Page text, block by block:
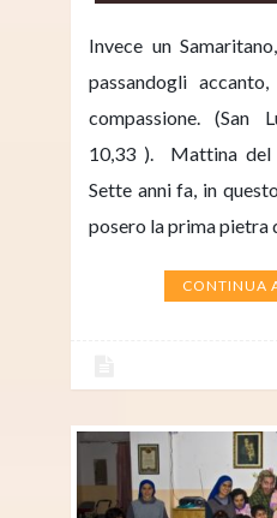
Invece un
passandogli
compassione. (San
10,33 ). Mattina del
Sette anni fa, in
posero la prima pietra
CONTINUA